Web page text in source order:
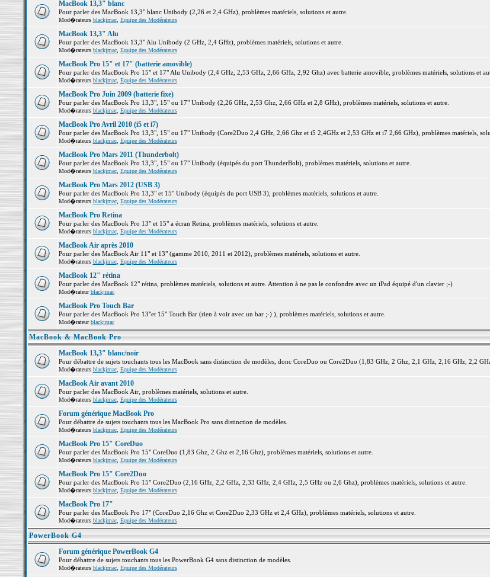
MacBook 13,3" blanc
Pour parler des MacBook 13,3" blanc Unibody (2,26 et 2,4 GHz), problèmes matériels, solutions et autre.
Mod�rateurs blackjmac, Equipe des Modérateurs
MacBook 13,3" Alu
Pour parler des MacBook 13,3" Alu Unibody (2 GHz, 2,4 GHz), problèmes matériels, solutions et autre.
Mod�rateurs blackjmac, Equipe des Modérateurs
MacBook Pro 15" et 17" (batterie amovible)
Pour parler des MacBook Pro 15" et 17" Alu Unibody (2,4 GHz, 2,53 GHz, 2,66 GHz, 2,92 Ghz) avec batterie amovible, problèmes matériels, solutions et
Mod�rateurs blackjmac, Equipe des Modérateurs
MacBook Pro Juin 2009 (batterie fixe)
Pour parler des MacBook Pro 13,3", 15" ou 17" Unibody (2,26 GHz, 2,53 Ghz, 2,66 GHz et 2,8 GHz), problèmes matériels, solutions et autre.
Mod�rateurs blackjmac, Equipe des Modérateurs
MacBook Pro Avril 2010 (i5 et i7)
Pour parler des MacBook Pro 13,3", 15" ou 17" Unibody (Core2Duo 2,4 GHz, 2,66 Ghz et i5 2,4GHz et 2,53 GHz et i7 2,66 GHz), problèmes matériels,
Mod�rateurs blackjmac, Equipe des Modérateurs
MacBook Pro Mars 2011 (Thunderbolt)
Pour parler des MacBook Pro 13,3", 15" ou 17" Unibody (équipés du port ThunderBolt), problèmes matériels, solutions et autre.
Mod�rateurs blackjmac, Equipe des Modérateurs
MacBook Pro Mars 2012 (USB 3)
Pour parler des MacBook Pro 13,3" et 15" Unibody (équipés du port USB 3), problèmes matériels, solutions et autre.
Mod�rateurs blackjmac, Equipe des Modérateurs
MacBook Pro Retina
Pour parler des MacBook Pro 13" et 15" a écran Retina, problèmes matériels, solutions et autre.
Mod�rateurs blackjmac, Equipe des Modérateurs
MacBook Air après 2010
Pour parler des MacBook Air 11" et 13" (gamme 2010, 2011 et 2012), problèmes matériels, solutions et autre.
Mod�rateurs blackjmac, Equipe des Modérateurs
MacBook 12" rétina
Pour parler des MacBook 12" rétina, problèmes matériels, solutions et autre. Attention à ne pas le confondre avec un iPad équipé d'un clavier ;-)
Mod�rateurblackjmac
MacBook Pro Touch Bar
Pour parler des MacBook Pro 13"et 15" Touch Bar (rien à voir avec un bar ;-) ), problèmes matériels, solutions et autre.
Mod�rateurblackjmac
MacBook & MacBook Pro
MacBook 13,3" blanc/noir
Pour débattre de sujets touchants tous les MacBook sans distinction de modèles, donc CoreDuo ou Core2Duo (1,83 GHz, 2 Ghz, 2,1 GHz, 2,16 GHz, 2,2
Mod�rateurs blackjmac, Equipe des Modérateurs
MacBook Air avant 2010
Pour parler des MacBook Air, problèmes matériels, solutions et autre.
Mod�rateurs blackjmac, Equipe des Modérateurs
Forum générique MacBook Pro
Pour débattre de sujets touchants tous les MacBook Pro sans distinction de modèles.
Mod�rateurs blackjmac, Equipe des Modérateurs
MacBook Pro 15" CoreDuo
Pour parler des MacBook Pro 15" CoreDuo (1,83 Ghz, 2 Ghz et 2,16 Ghz), problèmes matériels, solutions et autre.
Mod�rateurs blackjmac, Equipe des Modérateurs
MacBook Pro 15" Core2Duo
Pour parler des MacBook Pro 15" Core2Duo (2,16 GHz, 2,2 GHz, 2,33 GHz, 2,4 GHz, 2,5 GHz ou 2,6 Ghz), problèmes matériels, solutions et autre.
Mod�rateurs blackjmac, Equipe des Modérateurs
MacBook Pro 17"
Pour parler des MacBook Pro 17" (CoreDuo 2,16 Ghz et Core2Duo 2,33 GHz et 2,4 GHz), problèmes matériels, solutions et autre.
Mod�rateurs blackjmac, Equipe des Modérateurs
PowerBook G4
Forum générique PowerBook G4
Pour débattre de sujets touchants tous les PowerBook G4 sans distinction de modèles.
Mod�rateurs blackjmac, Equipe des Modérateurs